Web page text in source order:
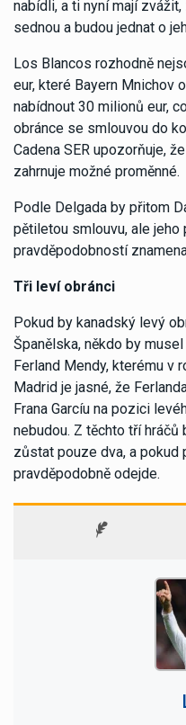
nabídli, a ti nyní mají
sednou a budou jednat o
Los Blancos rozhodně
eur, které Bayern Mnichov
nabídnout 30 milionů eur,
obránce se smlouvou do
Cadena SER upozorňuje,
zahrnuje možné proměnné.
Podle Delgada by přitom
pětiletou smlouvu, ale
pravděpodobností
Tři leví obránci
Pokud by kanadský levý
Španělska, někdo by
Ferland Mendy, kterému v
Madrid je jasné, že
Frana Garcíu na pozici
nebudou. Z těchto tří hráčů
zůstat pouze dva, a pokud
pravděpodobně odejde.